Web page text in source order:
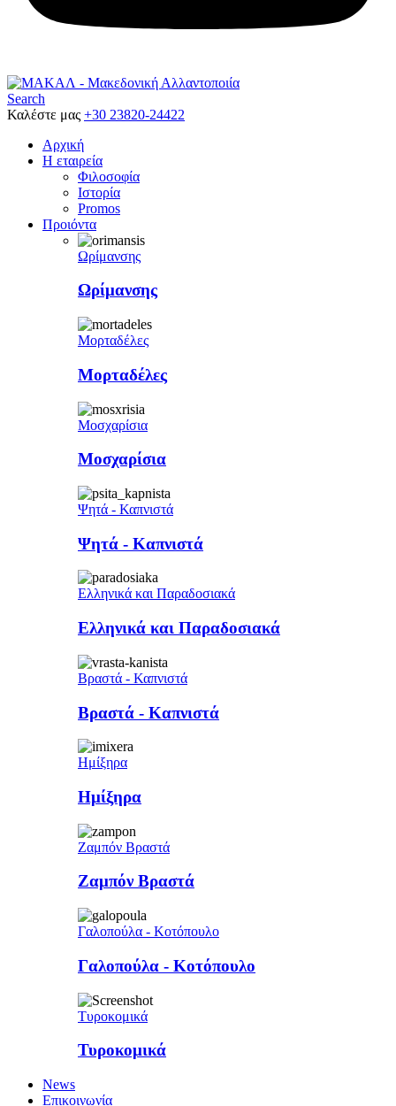
Search
Καλέστε μας +30 23820-24422
Αρχική
Η εταιρεία
Φιλοσοφία
Ιστορία
Promos
Προιόντα
Ωρίμανσης
Ωρίμανσης
Μορταδέλες
Μορταδέλες
Μοσχαρίσια
Μοσχαρίσια
Ψητά - Καπνιστά
Ψητά - Καπνιστά
Ελληνικά και Παραδοσιακά
Ελληνικά και Παραδοσιακά
Βραστά - Καπνιστά
Βραστά - Καπνιστά
Ημίξηρα
Ημίξηρα
Ζαμπόν Βραστά
Ζαμπόν Βραστά
Γαλοπούλα - Κοτόπουλο
Γαλοπούλα - Κοτόπουλο
Τυροκομικά
Τυροκομικά
News
Επικοινωνία